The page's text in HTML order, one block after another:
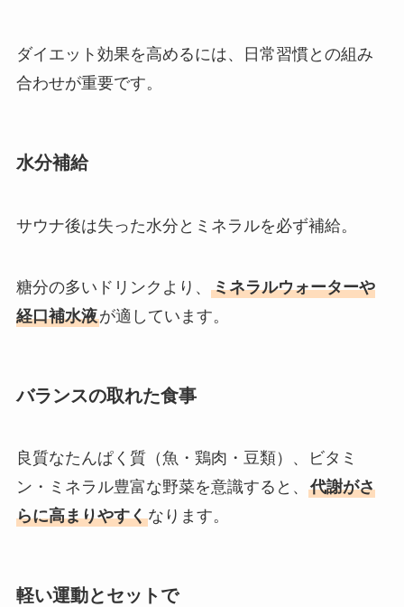
ダイエット効果を高めるには、日常習慣との組み
合わせが重要です。
水分補給
サウナ後は失った水分とミネラルを必ず補給。
糖分の多いドリンクより、 ミネラルウォーターや
経口補水液が適しています。
バランスの取れた食事
良質なたんぱく質（魚・鶏肉・豆類）、ビタミ
ン・ミネラル豊富な野菜を意識すると、 代謝がさ
らに高まりやすくなります。
軽い運動とセットで